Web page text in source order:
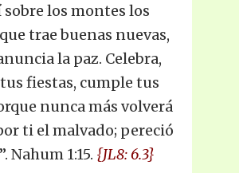
sobre los montes los
trae buenas nuevas,
la paz. Celebra,
tus fiestas, cumple tus
nunca más volverá
ti el malvado; pereció
Nahum 1:15. {JL8: 6.3}